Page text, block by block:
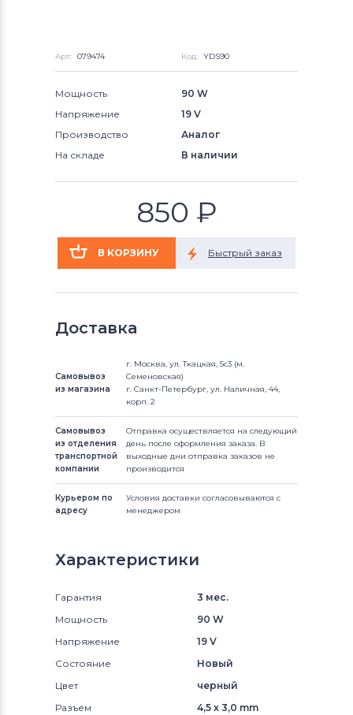
Арт: 079474 Код: YDS90
Мощность
90 W
Напряжение
19 V
Производство
Аналог
На складе
В наличии
850 ₽
Доставка
Самовывоз
из магазина
г. Москва, ул. Ткацкая, 5с3 (м.
Семеновская)
г. Санкт-Петербург, ул. Наличная, 44,
корп. 2
Самовывоз
из отделения
транспортной
компании
Отправка осуществляется на следующий
день после оформления заказа. В
выходные дни отправка заказов не
производится
Курьером по
адресу
Условия доставки согласовываются с
менеджером
Характеристики
Гарантия
3 мес.
Мощность
90 W
Напряжение
19 V
Состояние
Новый
Цвет
черный
Разъем
4,5 x 3,0 mm